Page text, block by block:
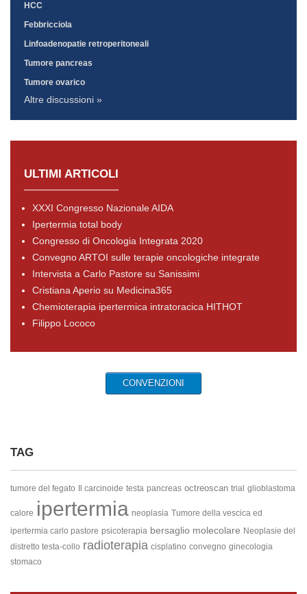
HCC
Febbricciola
Linfoadenopatie retroperitoneali
Tumore pancreas
Tumore ovarico
Altre discussioni »
ULTIMI ARTICOLI
XXXI Congresso Nazionale AIDA
Ipertermia total body
Congresso di Oncologia Integrata 2020
Convegno ARTOI sulle terapie oncologiche integrate
Intervista a Carlo Pastore su Sanissimi
Cristiana Aperio su Medicina365
Chemioterapia ipertermica intratoracica HITHOT
Filippo Lococo
CONVENZIONI
TAG
tumore del fegato Il carcinoide testa pancreas octreoscan trial glioblastoma
calore ipertermia neoplasia Tumore della vescica ed
ipertermia carlo pastore psicoterapia bersaglio molecolare Neoplasie del
distretto testa-collo radioterapia cisplatino convegno ginecologia
stomaco